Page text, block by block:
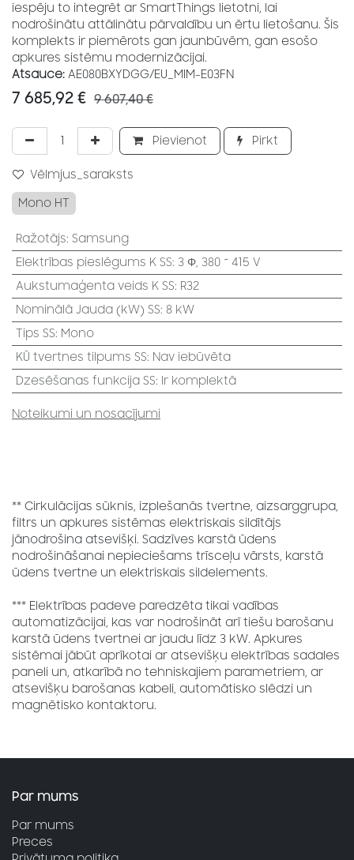
iespēju to integrēt ar SmartThings lietotni, lai
nodrošinātu attālinātu pārvaldību un ērtu lietošanu. Šis
komplekts ir piemērots gan jaunbūvēm, gan esošo
apkures sistēmu modernizācijai.
Atsauce: AE080BXYDGG/EU_MIM-E03FN
7 685,92 € 9 607,40€
Pievienot Pirkt
Vēlmjus_saraksts
Mono HT
Ražotājs: Samsung
Elektrības pieslēgums K SS: 3 Φ, 380 ~ 415 V
Aukstumaģenta veids K SS: R32
Nominālā Jauda (kW) SS: 8 kW
Tips SS: Mono
KŪ tvertnes tilpums SS: Nav iebūvēta
Dzesēšanas funkcija SS: Ir komplektā
Noteikumi un nosacījumi
** Cirkulācijas sūknis, izplešanās tvertne, aizsarggrupa,
filtrs un apkures sistēmas elektriskais sildītājs
jānodrošina atsevišķi. Sadzīves karstā ūdens
nodrošināšanai nepieciešams trīsceļu vārsts, karstā
ūdens tvertne un elektriskais sildelements.
*** Elektrības padeve paredzēta tikai vadības
automatizācijai, kas var nodrošināt arī tiešu barošanu
karstā ūdens tvertnei ar jaudu līdz 3 kW. Apkures
sistēmai jābūt aprīkotai ar atsevišķu elektrības sadales
paneli un, atkarībā no tehniskajiem parametriem, ar
atsevišķu barošanas kabeli, automātisko slēdzi un
magnētisko kontaktoru.
Par mums
Par mums
Preces